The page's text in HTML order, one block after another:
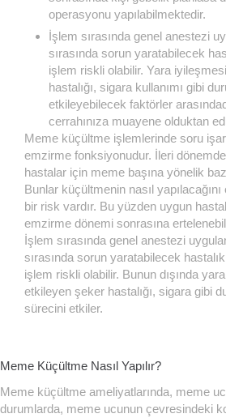
operasyonu yapılabilmektedir.
İşlem sırasında genel anestezi
sırasında sorun yaratabilecek
işlem riskli olabilir. Yara
hastalığı, sigara kullanımı gibi
etkileyebilecek faktörler
cerrahınıza muayene olduktan
Meme küçültme işlemlerinde soru
emzirme fonksiyonudur. İleri
hastalar için meme başına yönelik
Bunlar küçültmenin nasıl
bir risk vardır. Bu yüzden uygun
emzirme dönemi sonrasına
İşlem sırasında genel anestezi
sırasında sorun yaratabilecek
işlem riskli olabilir. Bunun dışında
etkileyen şeker hastalığı, sigara gibi
sürecini etkiler.
Meme Küçültme Nasıl Yapılır?
Meme küçültme ameliyatlarında, meme
durumlarda, meme ucunun çevresindeki